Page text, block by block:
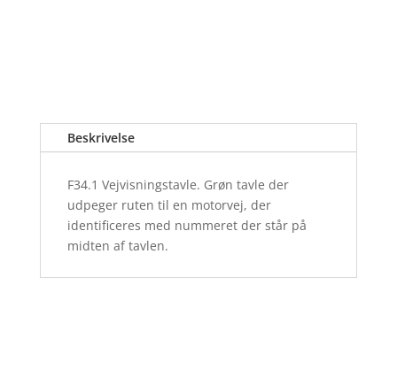
Beskrivelse
F34.1 Vejvisningstavle. Grøn tavle der
udpeger ruten til en motorvej, der
identificeres med nummeret der står på
midten af tavlen.